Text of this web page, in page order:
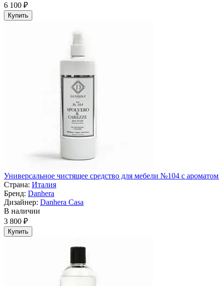
6 100 ₽
Купить
Универсальное чистящее средство для мебели №104 с
Страна: Италия
Бренд: Danhera
Дизайнер: Danhera Casa
В наличии
3 800 ₽
Купить